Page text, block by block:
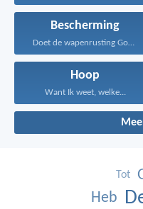
Bescherming
Doet de wapenrusting Gods...
Hoop
Want Ik weet, welke...
Tot
Heb